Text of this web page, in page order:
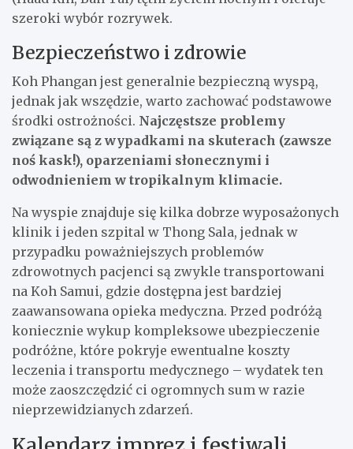
szeroki wybór rozrywek.
Bezpieczeństwo i zdrowie
Koh Phangan jest generalnie bezpieczną wyspą,
jednak jak wszędzie, warto zachować podstawowe
środki ostrożności. Najczęstsze problemy
związane są z wypadkami na skuterach (zawsze
noś kask!), oparzeniami słonecznymi i
odwodnieniem w tropikalnym klimacie.
Na wyspie znajduje się kilka dobrze wyposażonych
klinik i jeden szpital w Thong Sala, jednak w
przypadku poważniejszych problemów
zdrowotnych pacjenci są zwykle transportowani
na Koh Samui, gdzie dostępna jest bardziej
zaawansowana opieka medyczna. Przed podróżą
koniecznie wykup kompleksowe ubezpieczenie
podróżne, które pokryje ewentualne koszty
leczenia i transportu medycznego – wydatek ten
może zaoszczędzić ci ogromnych sum w razie
nieprzewidzianych zdarzeń.